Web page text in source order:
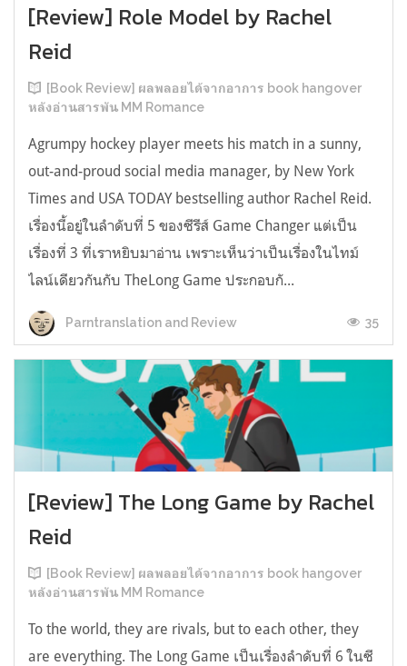
[Review] Role Model by Rachel
Reid
[Book Review] ผลพลอยได้จากอาการ book hangover
หลังอ่านสารพัน MM Romance
Agrumpy hockey player meets his match in a sunny,
out-and-proud social media manager, by New York
Times and USA TODAY bestselling author Rachel Reid.
เรื่องนี้อยู่ในลำดับที่ 5 ของซีรีส์ Game Changer แต่เป็น
เรื่องที่ 3 ที่เราหยิบมาอ่าน เพราะเห็นว่าเป็นเรื่องในไทม์
ไลน์เดียวกันกับ TheLong Game ประกอบกั...
Parntranslation and Review 35
[Review] The Long Game by Rachel
Reid
[Book Review] ผลพลอยได้จากอาการ book hangover
หลังอ่านสารพัน MM Romance
To the world, they are rivals, but to each other, they
are everything. The Long Game เป็นเรื่องลำดับที่ 6 ในซี